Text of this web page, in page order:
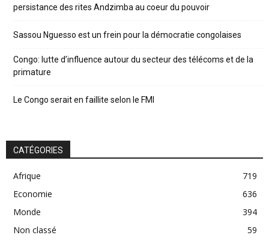
persistance des rites Andzimba au coeur du pouvoir
Sassou Nguesso est un frein pour la démocratie congolaises
Congo: lutte d’influence autour du secteur des télécoms et de la
primature
Le Congo serait en faillite selon le FMI
CATÉGORIES
Afrique
719
Economie
636
Monde
394
Non classé
59